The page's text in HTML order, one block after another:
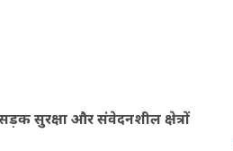
सुरक्षा और संवेदनशील क्षेत्रों